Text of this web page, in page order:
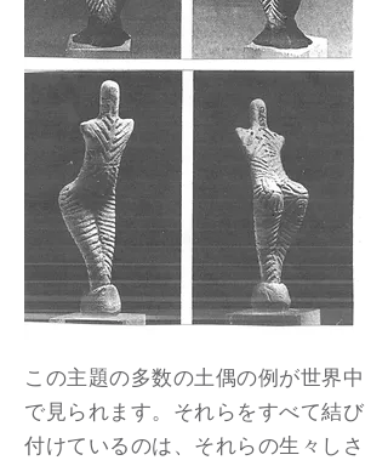
この主題の多数の土偶の例が世界中
で見られます。それらをすべて結び
付けているのは、それらの生々しさ